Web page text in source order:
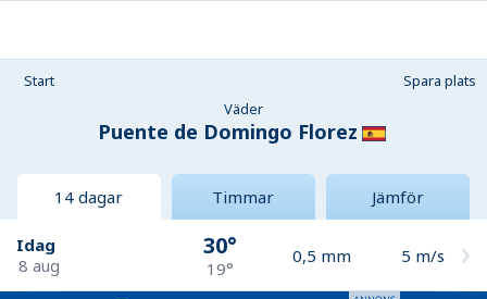
Start
Spara plats
Väder
Puente de Domingo Florez
14 dagar Timmar Jämför
Idag
8 aug
30°
19°
0,5 mm 5 m/s